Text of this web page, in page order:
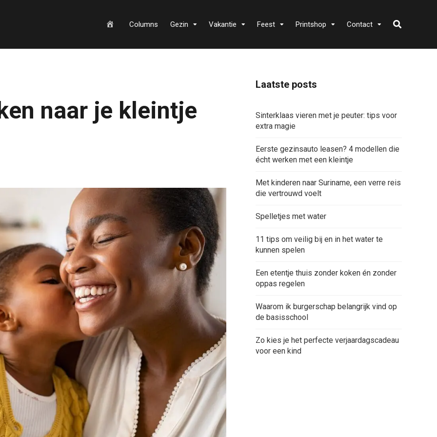
m
Columns Gezin Vakantie Feest Printshop Contact
naar je kleintje
Laatste posts
Sinterklaas vieren met je peuter: tips voor
extra magie
Eerste gezinsauto leasen? 4 modellen die
écht werken met een kleintje
Met kinderen naar Suriname, een verre reis
die vertrouwd voelt
Spelletjes met water
11 tips om veilig bij en in het water te
kunnen spelen
Een etentje thuis zonder koken én zonder
oppas regelen
Waarom ik burgerschap belangrijk vind op
de basisschool
Zo kies je het perfecte verjaardagscadeau
voor een kind